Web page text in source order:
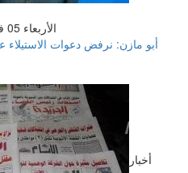
الأربعاء 05 فبراير 2025 12:01 مساءً
أبو مازن: نرفض دعوات الاستيلاء
أخبار